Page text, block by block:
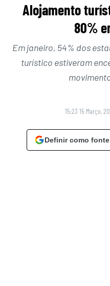
Alojamento
80%
Em janeiro, 54% dos
turístico estiveram
15:23 15 Março,
Definir como